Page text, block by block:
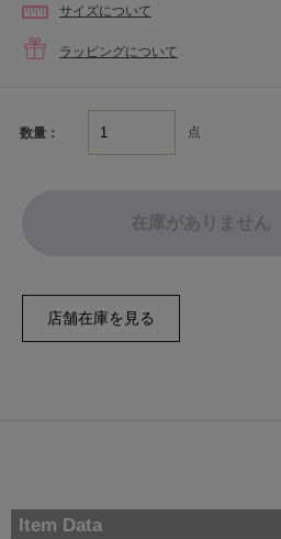
サイズについて
ラッピングについて
数量： 点
在庫がありません
Item Data